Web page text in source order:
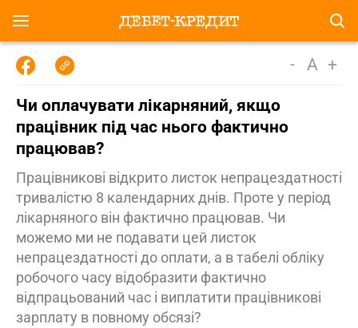
- A +
Чи оплачувати лікарняний, якщо
працівник під час нього фактично
працював?
Працівникові відкрито листок непрацездатності
тривалістю 8 календарних днів. Проте у період
лікарняного він фактично працював. Чи
можемо ми не подавати цей листок
непрацездатності до оплати, а в табелі обліку
робочого часу відобразити фактично
відпрацьований час і виплатити працівникові
зарплату в повному обсязі?